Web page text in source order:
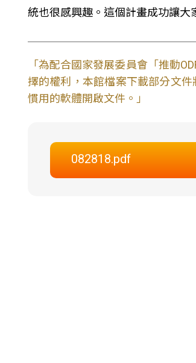
統也很感興趣。這個計畫成功讓
「為配合國家發展委員會「推動
擇的權利，本館檔案下載部分文
慣用的軟體開啟文件。」
082818.pdf